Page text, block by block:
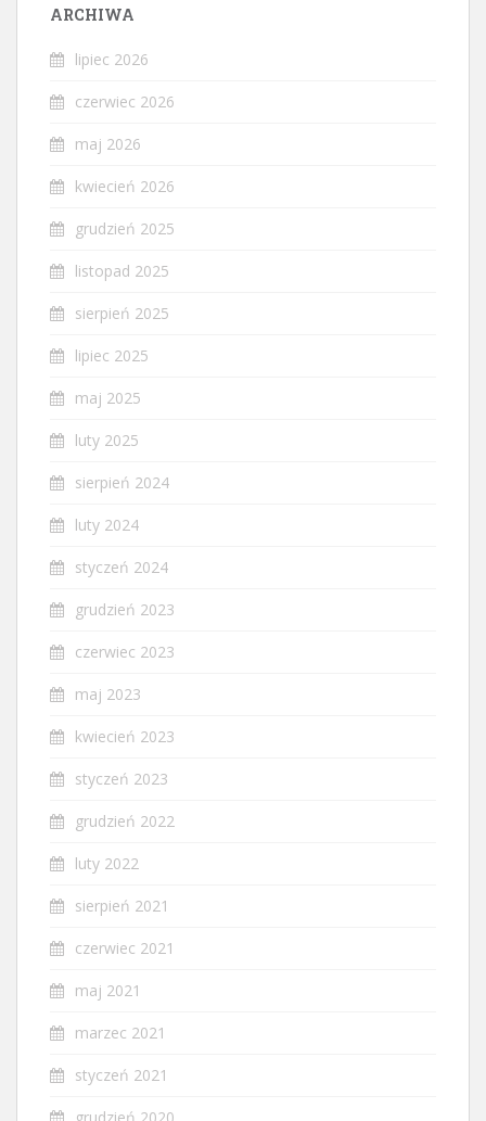
ARCHIWA
lipiec 2026
czerwiec 2026
maj 2026
kwiecień 2026
grudzień 2025
listopad 2025
sierpień 2025
lipiec 2025
maj 2025
luty 2025
sierpień 2024
luty 2024
styczeń 2024
grudzień 2023
czerwiec 2023
maj 2023
kwiecień 2023
styczeń 2023
grudzień 2022
luty 2022
sierpień 2021
czerwiec 2021
maj 2021
marzec 2021
styczeń 2021